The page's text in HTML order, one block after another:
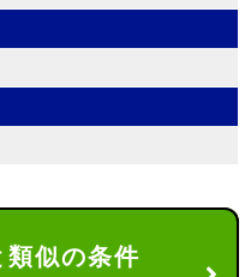
類似の条件